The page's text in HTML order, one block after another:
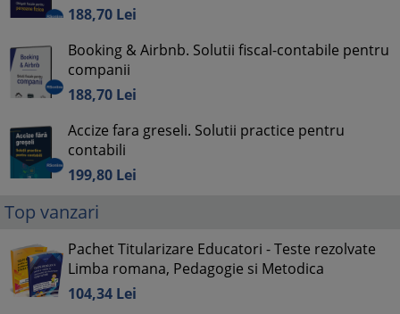
188,70 Lei
Booking & Airbnb. Solutii fiscal-contabile pentru
companii
188,70 Lei
Accize fara greseli. Solutii practice pentru
contabili
199,80 Lei
Top vanzari
Pachet Titularizare Educatori - Teste rezolvate
Limba romana, Pedagogie si Metodica
104,34 Lei